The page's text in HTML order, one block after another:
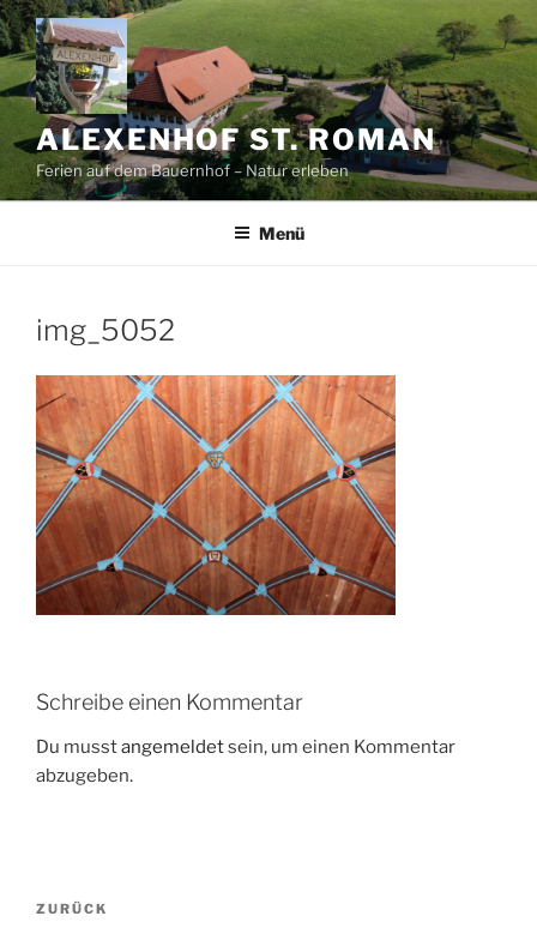
Zum
Inhalt
springen
ALEXENHOF ST. ROMAN
Ferien auf dem Bauernhof – Natur erleben
Menü
img_5052
Schreibe einen Kommentar
Du musstangemeldetsein, um einen Kommentar
abzugeben.
Beitragsnavigation
Vorheriger
ZURÜCK